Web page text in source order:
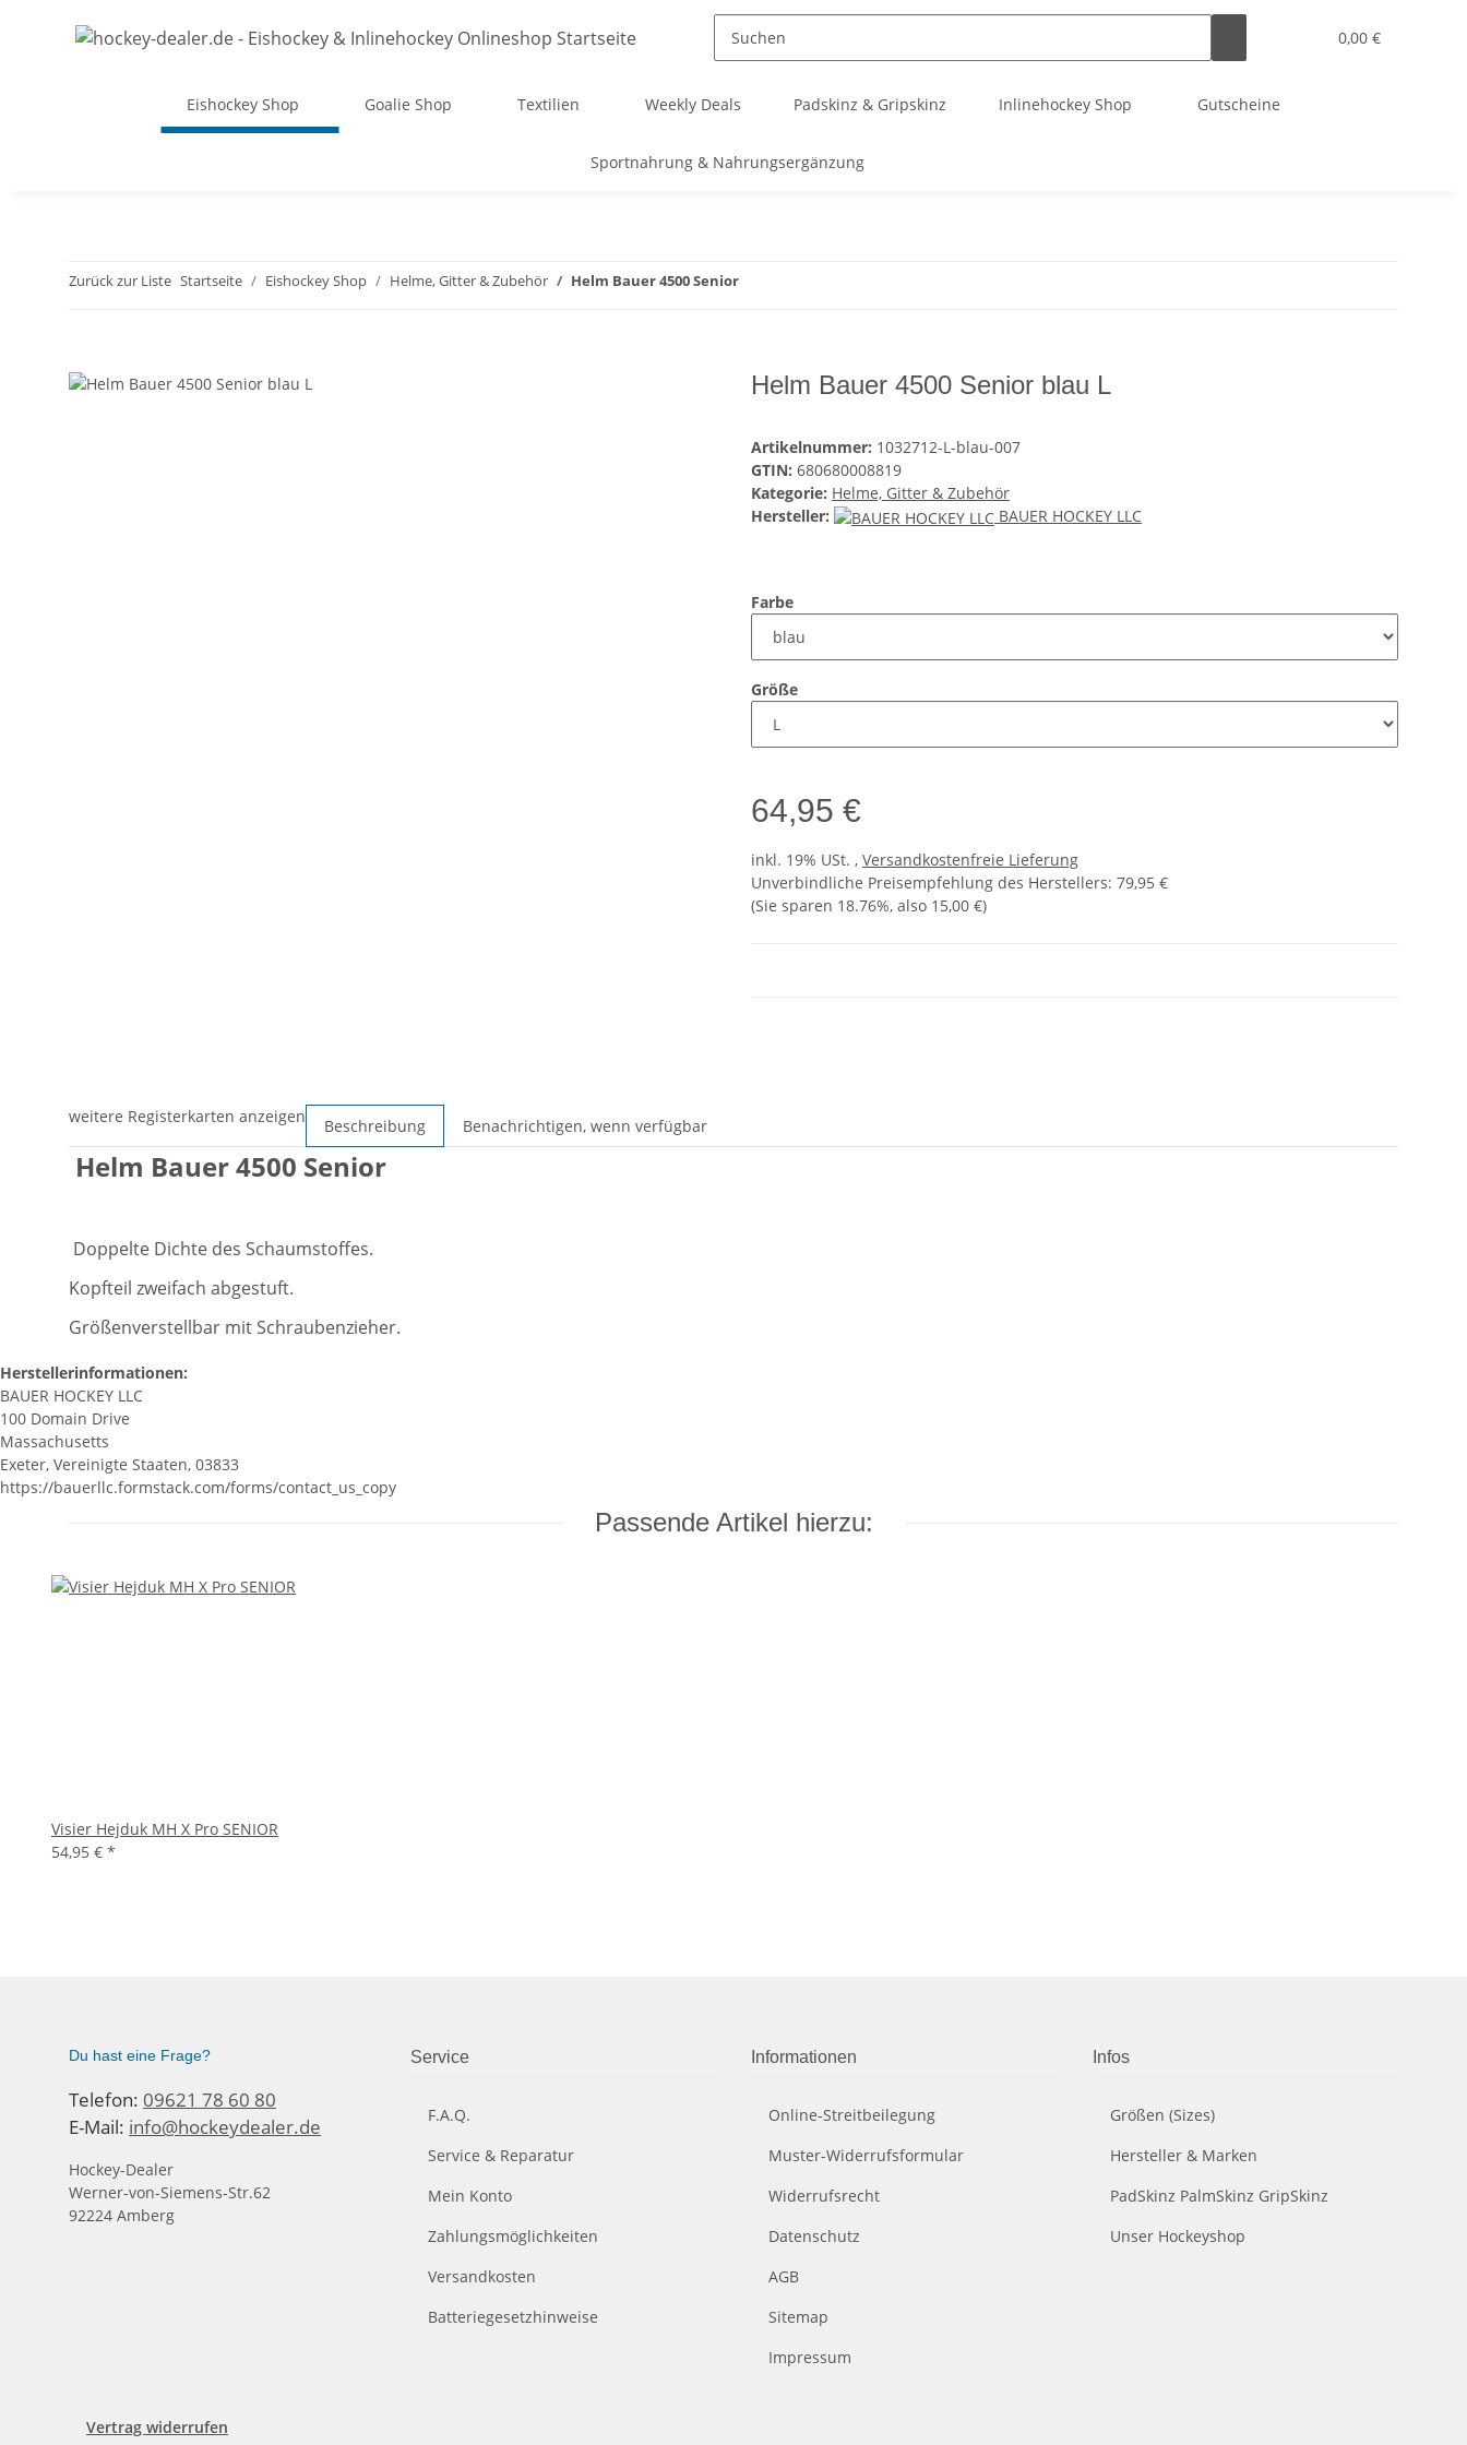
0,00 €
Eishockey Shop Goalie Shop Textilien Weekly Deals Padskinz & Gripskinz Inlinehockey Shop Gutscheine
Sportnahrung & Nahrungsergänzung
Zurück zur Liste Startseite Eishockey Shop Helme, Gitter & Zubehör Helm Bauer 4500 Senior
Helm Bauer 4500 Senior blau L
Artikelnummer: 1032712-L-blau-007
GTIN: 680680008819
Kategorie: Helme, Gitter & Zubehör
Hersteller:
BAUER HOCKEY LLC
Farbe
Größe
64,95 €
inkl. 19% USt. , Versandkostenfreie Lieferung
Unverbindliche Preisempfehlung des Herstellers: 79,95 €
(Sie sparen 18.76%, also 15,00 €)
weitere Registerkarten anzeigen Beschreibung Benachrichtigen, wenn verfügbar
Helm Bauer 4500 Senior
Doppelte Dichte des Schaumstoffes.
Kopfteil zweifach abgestuft.
Größenverstellbar mit Schraubenzieher.
Herstellerinformationen:
BAUER HOCKEY LLC
100 Domain Drive
Massachusetts
Exeter, Vereinigte Staaten, 03833
https://bauerllc.formstack.com/forms/contact_us_copy
Passende Artikel hierzu:
Visier Hejduk MH X Pro SENIOR
54,95 € *
Du hast eine Frage?
Telefon: 09621 78 60 80
E-Mail: info@hockeydealer.de
Hockey-Dealer
Werner-von-Siemens-Str.62
92224 Amberg
Service
F.A.Q.
Service & Reparatur
Mein Konto
Zahlungsmöglichkeiten
Versandkosten
Batteriegesetzhinweise
Informationen
Online-Streitbeilegung
Muster-Widerrufsformular
Widerrufsrecht
Datenschutz
AGB
Sitemap
Impressum
Infos
Größen (Sizes)
Hersteller & Marken
PadSkinz PalmSkinz GripSkinz
Unser Hockeyshop
Vertrag widerrufen